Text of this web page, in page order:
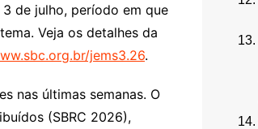
de julho, período em que
Veja os detalhes da
jems3.26.
nas últimas semanas. O
(SBRC 2026),